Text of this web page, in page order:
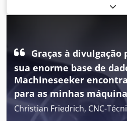
, altura de
de carga:600 mm, tipo de
total:
série: OBWNL-003130
Ah
Graças à divulgação
sua enorme base de
Machineseeker
para as minhas
Christian Friedrich, CNC-